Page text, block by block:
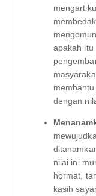
apakah itu
dengan
nilai ini
hormat,
kasih